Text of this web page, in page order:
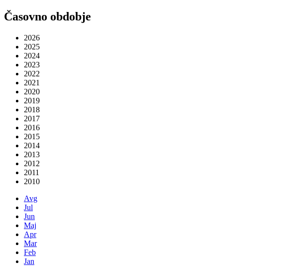
Časovno obdobje
2026
2025
2024
2023
2022
2021
2020
2019
2018
2017
2016
2015
2014
2013
2012
2011
2010
Avg
Jul
Jun
Maj
Apr
Mar
Feb
Jan